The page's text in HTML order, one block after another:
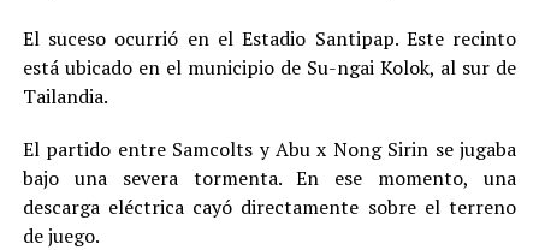
El suceso ocurrió en el Estadio Santipap. Este recinto
está ubicado en el municipio de Su-ngai Kolok, al sur de
Tailandia.
El partido entre Samcolts y Abu x Nong Sirin se jugaba
bajo una severa tormenta. En ese momento, una
descarga eléctrica cayó directamente sobre el terreno
de juego.